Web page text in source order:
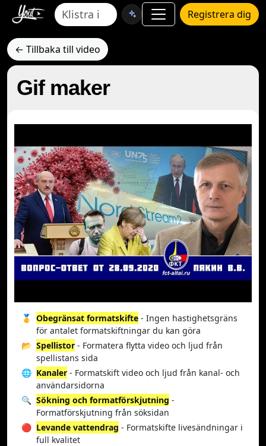
Registrera dig
← Tillbaka till video
Gif maker
🥇 Obegränsat formatskifte - Ingen hastighetsgräns
för antalet formatskiftningar du kan göra
📂 Spellistor - Formatera flytta video och ljud från
spellistans sida
🌐 Kanaler - Formatskift video och ljud från kanal- och
användarsidorna
🔍 Sökning och formatförskjutning -
Formatförskjutning från söksidan
🔴 Levande vattendrag - Formatskifte livesändningar i
full kvalitet